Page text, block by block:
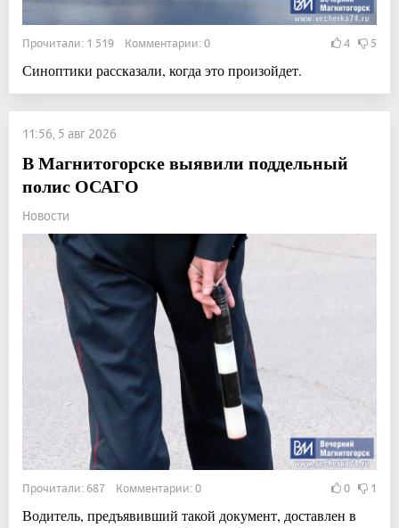
Прочитали: 1 519 Комментарии: 0 4 5
Синоптики рассказали, когда это произойдет.
11:56, 5 авг 2026
В Магнитогорске выявили поддельный
полис ОСАГО
Новости
Прочитали: 687 Комментарии: 0 0 1
Водитель, предъявивший такой документ, доставлен в